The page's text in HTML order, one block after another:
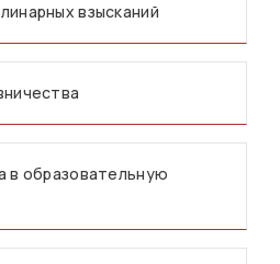
взысканий
в образовательную